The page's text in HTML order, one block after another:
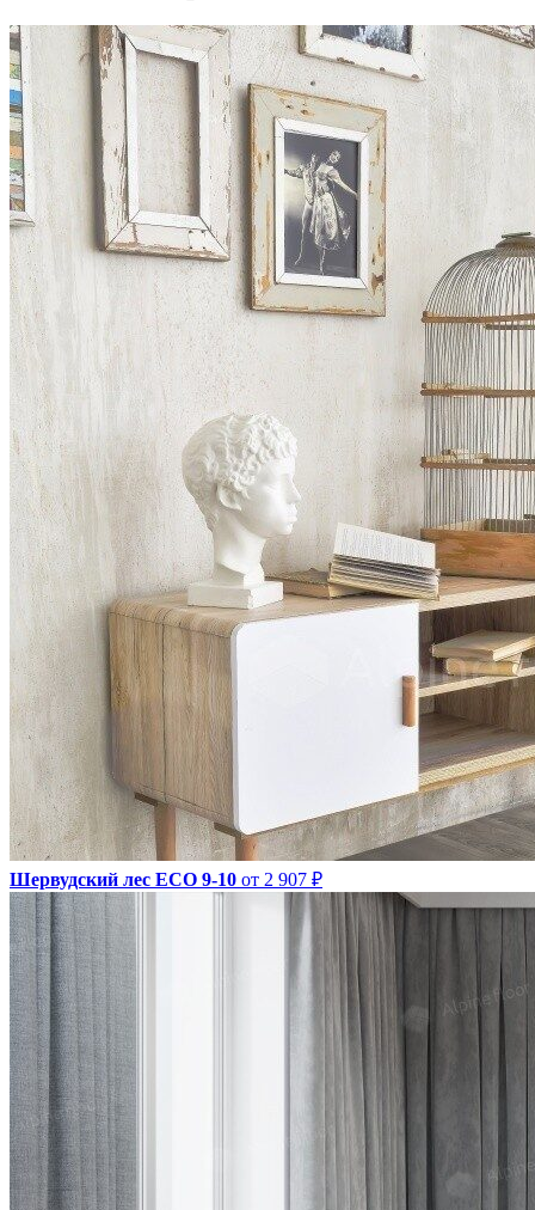
Шервудский лес ECO 9-10 от 2 907 ₽